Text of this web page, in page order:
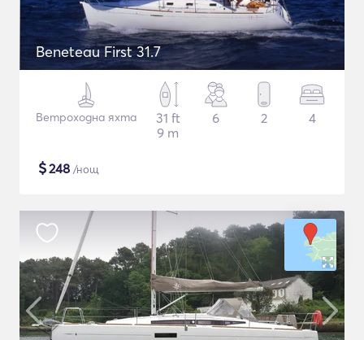
Beneteau First 31.7
Ветроходна яхта
31 ft
9 m
6 2 4
$248 /нощ